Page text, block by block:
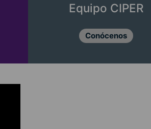
Equipo CIPER
Conócenos